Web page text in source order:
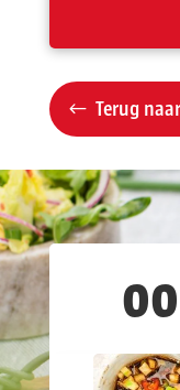
Terug